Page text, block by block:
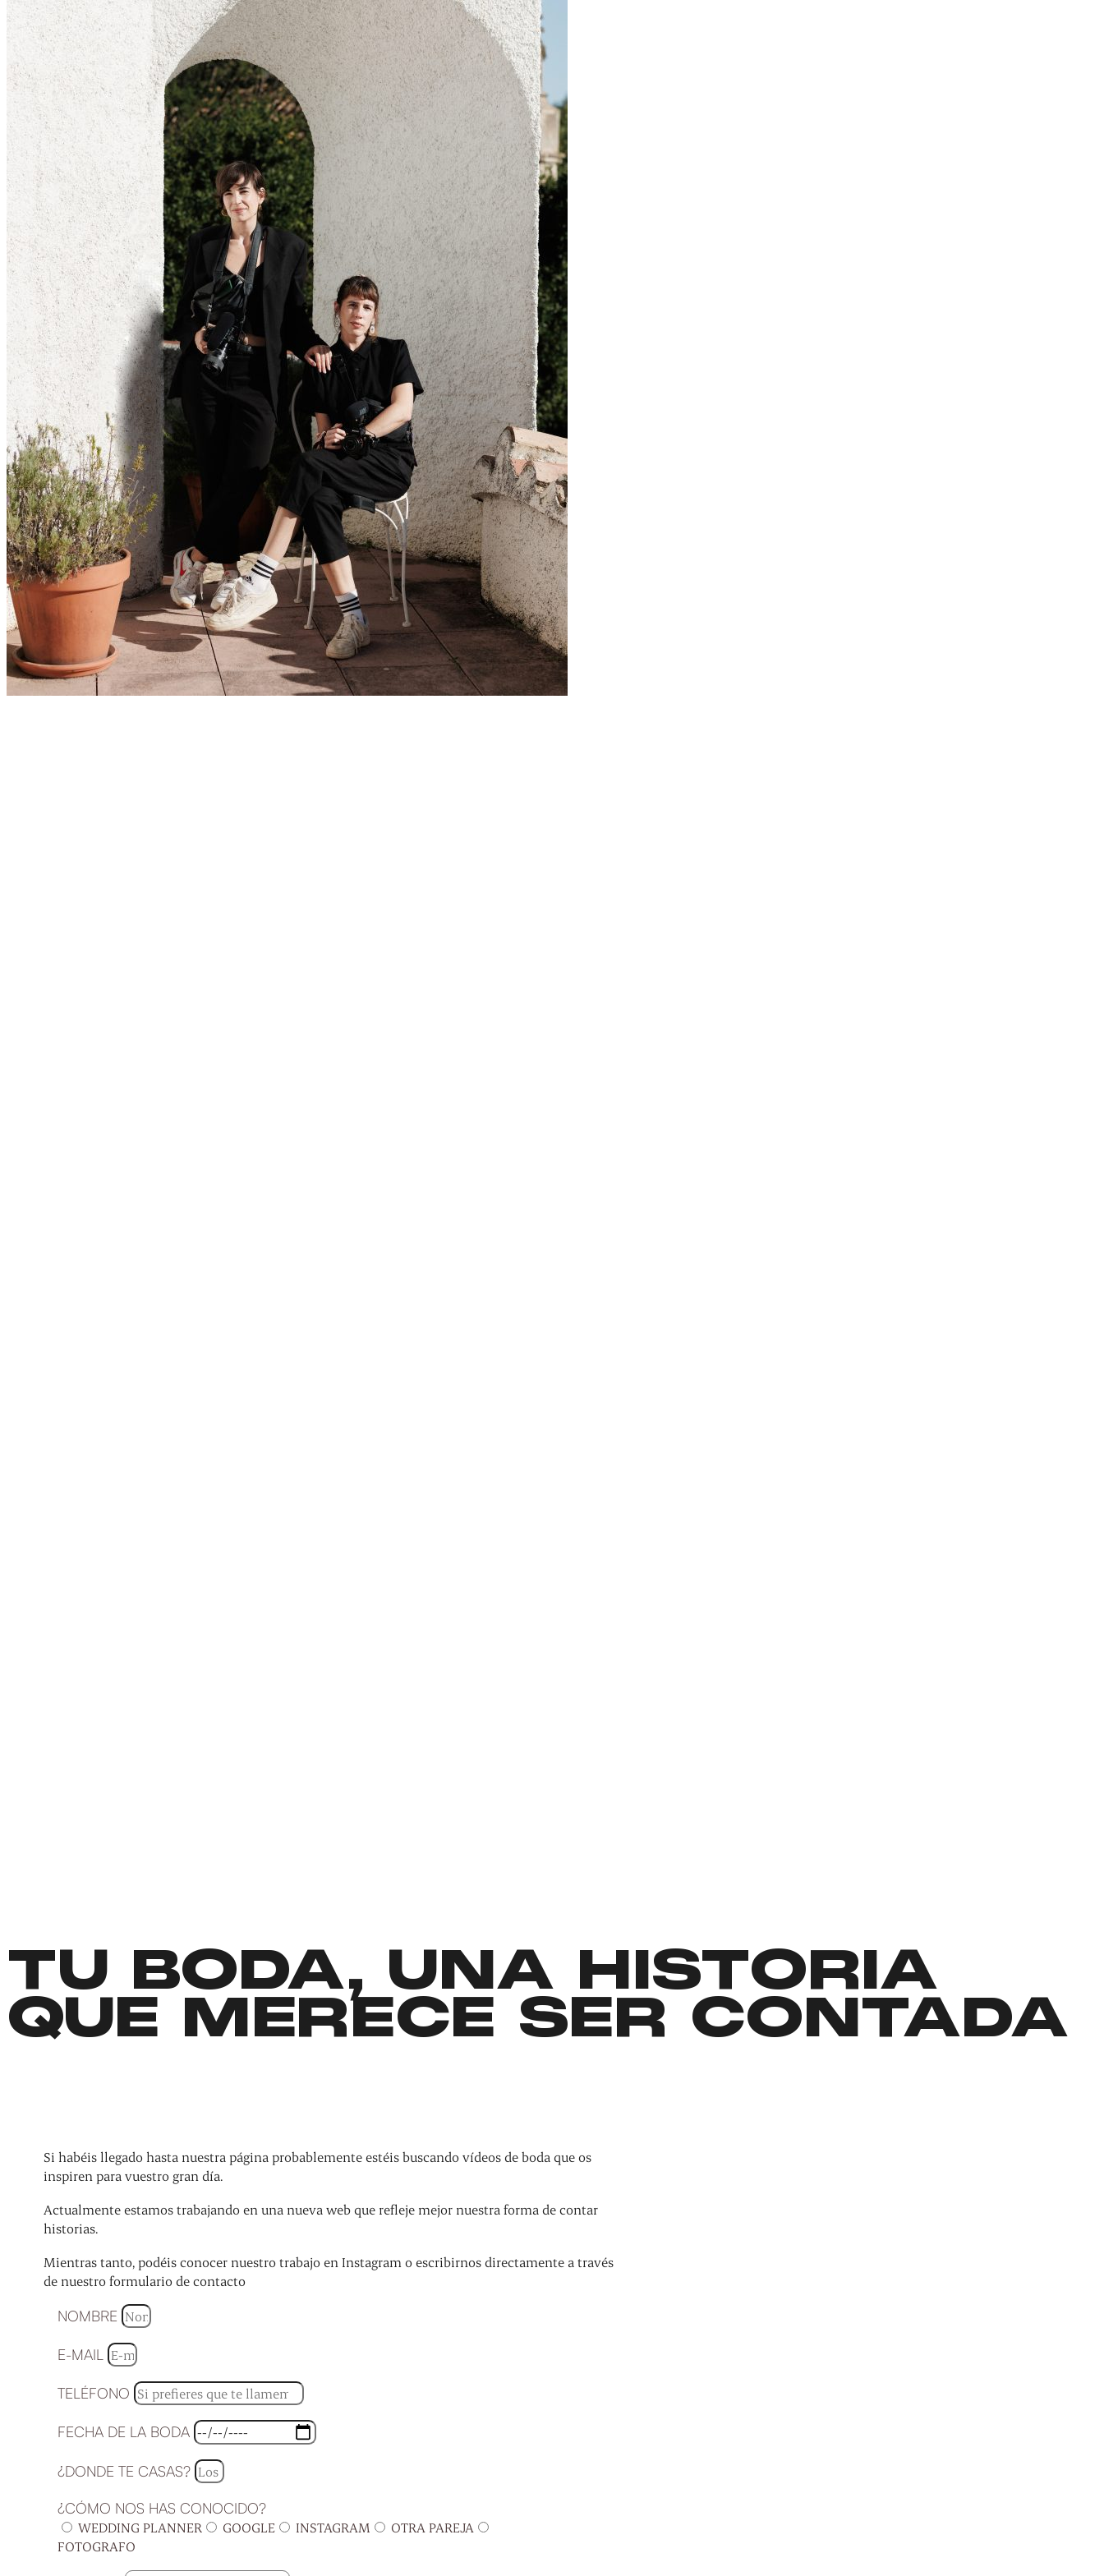
TU BODA, UNA HISTORIA
QUE MERECE SER CONTADA
Si habéis llegado hasta nuestra página probablemente estéis buscando vídeos de boda que os
inspiren para vuestro gran día.
Actualmente estamos trabajando en una nueva web que refleje mejor nuestra forma de contar
historias.
Mientras tanto, podéis conocer nuestro trabajo en Instagram o escribirnos directamente a través
de nuestro formulario de contacto
NOMBRE
E-MAIL
TELÉFONO
FECHA DE LA BODA
¿DONDE TE CASAS?
¿CÓMO NOS HAS CONOCIDO?
WEDDING PLANNER GOOGLE INSTAGRAM
OTRA PAREJA
FOTOGRAFO